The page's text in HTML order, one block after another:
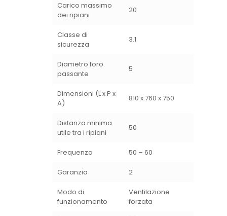
Carico massimo
dei ripiani
20
Classe di
sicurezza
3.1
Diametro foro
passante
5
Dimensioni (L x P x
A)
810 x 760 x 750
Distanza minima
utile tra i ripiani
50
Frequenza 50 – 60
Garanzia 2
Modo di
funzionamento
Ventilazione
forzata